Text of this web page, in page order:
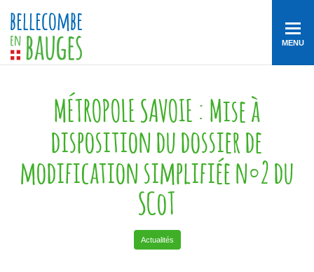
MENU
MÉTROPOLE SAVOIE : Mise à
disposition du dossier de
modification simplifiée n°2 du
SCoT
Actualités